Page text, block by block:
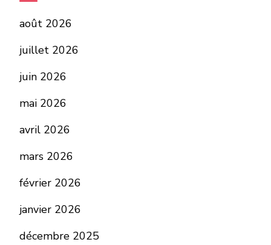
août 2026
juillet 2026
juin 2026
mai 2026
avril 2026
mars 2026
février 2026
janvier 2026
décembre 2025